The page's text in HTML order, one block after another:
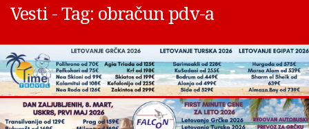
Vesti - Tag: obračun pdv-a